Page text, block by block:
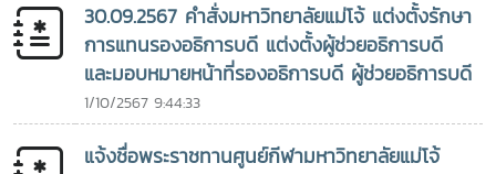
สถาบันอุดมศึกษาให้เป็นกลไกสำคัญของการพัฒนาชนบท ชุมชน
และภาคการเกษตรอย่างยั่งยืน โดย SEARCA ยกย่องท่านในฐานะ
ผู้นำที่มีความมุ่งมั่นในการ เปลี่ยนบทบาทของการอุดมศึกษาให้
เป็นพลังขับเคลื่อนการพัฒนาชนบทและชุมชน โดยภายใต้การนำ
ของท่าน มหาวิทยาลัยแม่โจ้ได้ส่งเสริมการพัฒนาการท่องเที่ยว
เชิงเกษตรโดยชุมชน (Community-Based Agritourism) การ
30.09.2567 คำสั่งมหาวิทยาลัยแม่โจ้ แต่งตั้งรักษา
การแทนรองอธิการบดี แต่งตั้งผู้ช่วยอธิการบดี
และมอบหมายหน้าที่รองอธิการบดี ผู้ช่วยอธิการบดี
1/10/2567 9:44:33
แจ้งชื่อพระราชทานศูนย์กีฬามหาวิทยาลัยแม่โจ้